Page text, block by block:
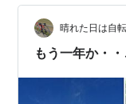
楽しみにしてい
晴れた日は自
もう一年か・